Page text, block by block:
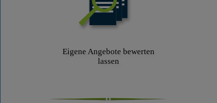
Eigene Angebote bewerten
lassen